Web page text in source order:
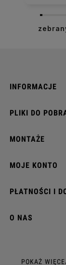
INFORMACJE
PLIKI DO
MONTAŻE
MOJE KONTO
PŁATNOŚCI I
O NAS
GNIAZDAPOKAŻ